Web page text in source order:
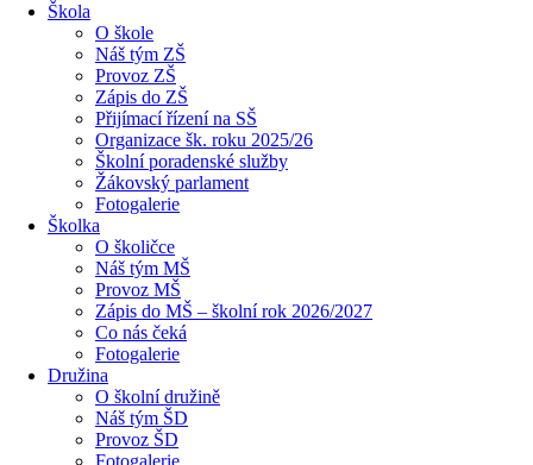
Škola
O škole
Náš tým ZŠ
Provoz ZŠ
Zápis do ZŠ
Přijímací řízení na SŠ
Organizace šk. roku 2025/26
Školní poradenské služby
Žákovský parlament
Fotogalerie
Školka
O školičce
Náš tým MŠ
Provoz MŠ
Zápis do MŠ – školní rok 2026/2027
Co nás čeká
Fotogalerie
Družina
O školní družině
Náš tým ŠD
Provoz ŠD
Fotogalerie